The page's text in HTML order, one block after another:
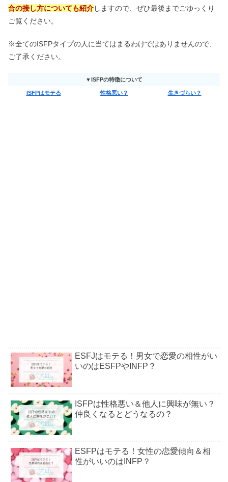
合の接し方についても紹介しますので、ぜひ最後までごゆっくり
ご覧ください。
※全てのISFPタイプの人に当てはまるわけではありませんので、
ご了承ください。
▼ISFPの特徴について
ISFPはモテる 性格悪い？ 生きづらい？
ESFJはモテる！男女で恋愛の相性がい
いのはESFPやINFP？
ISFPは性格悪い＆他人に興味が無い？
仲良くなるとどうなるの？
ESFPはモテる！女性の恋愛傾向＆相
性がいいのはINFP？